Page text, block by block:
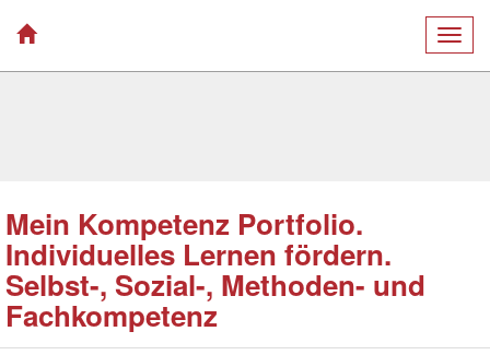
Mein Kompetenz Portfolio.
Individuelles Lernen fördern.
Selbst-, Sozial-, Methoden- und
Fachkompetenz